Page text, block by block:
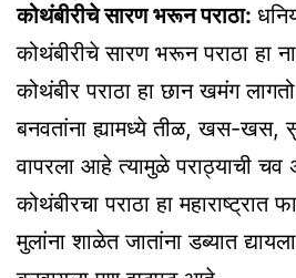
कोथंबीरीचे सारण भरून पराठा:
कोथंबीरीचे सारण भरून पराठा हा
कोथंबीर पराठा हा छान खमंग
बनवतांना ह्यामध्ये तीळ, खस-खस,
वापरला आहे त्यामुळे पराठ्याची चव
कोथंबीरचा पराठा हा महाराष्ट्रात
मुलांना शाळेत जातांना डब्यात